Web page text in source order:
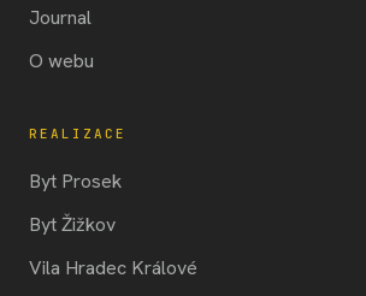
Journal
O webu
REALIZACE
Byt Prosek
Byt Žižkov
Vila Hradec Králové